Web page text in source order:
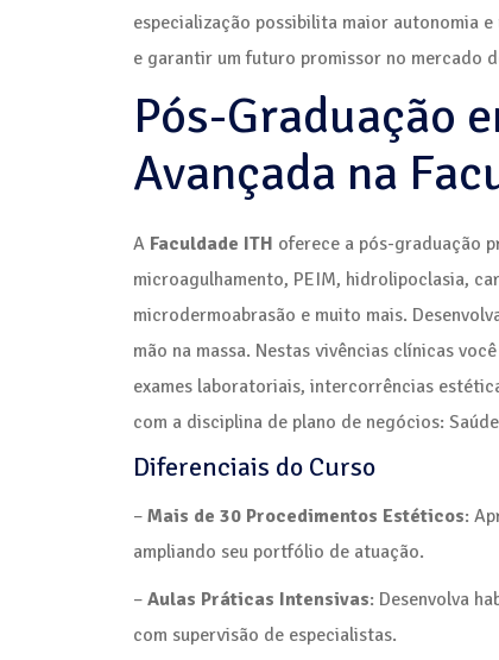
especialização possibilita maior autonomia
e garantir um futuro promissor no mercado
Pós-Graduação
Avançada na
A Faculdade ITH oferece a pós-graduação
microagulhamento, PEIM, hidrolipoclasia,
microdermoabrasão e muito mais.
mão na massa. Nestas vivências clínicas
exames laboratoriais, intercorrências
com a disciplina de plano de negócios:
Diferenciais do Curso
– Mais de 30 Procedimentos Estéticos:
ampliando seu portfólio de atuação.
– Aulas Práticas Intensivas: Desenvolva
com supervisão de especialistas.